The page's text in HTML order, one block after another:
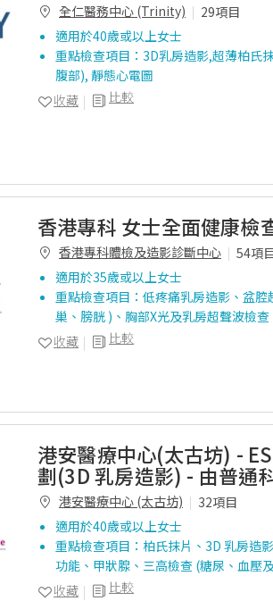
全仁醫務中心 (Trinity)
29項目
適用於40歲或以上女士
重點檢查項目：3D乳房造影,超薄柏氏
腹部), 靜態心電圖
比較
收藏
香港專科 女士全面健康檢
香港專科體檢及造影診斷中心
54項
適用於35歲或以上女士
重點檢查項目：低疼痛乳房造影、盆
巢、膀胱 )、胸部X光及乳房超聲波檢
比較
收藏
港安醫療中心(太古坊) -
劃(3D 乳房造影) - 由普通
港安醫療中心 (太古坊)
32項目
適用於40歲或以上女士
重點檢查項目：柏氏抹片、3D 乳房造
功能、甲狀腺、三高檢查 (糖尿、血壓
比較
收藏